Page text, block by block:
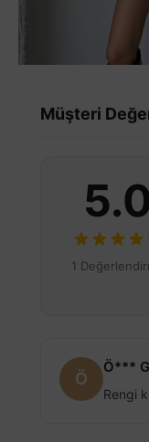
Müşteri
1
Ö
Ö***
Rengi